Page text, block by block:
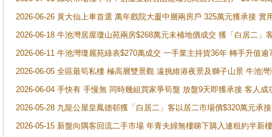
2026-06-26 黃大仙上車首選 萬年戲院大廈中層兩房戶 325萬元獲承接 實
2026-06-18 牛池灣居屋瓊山苑兩房$268萬元未補地價成交 獲「白居二」
2026-06-11 牛池灣瓊麗苑綠表$270萬成交 一手業主持貨36年 轉手升值逾
2026-06-05 全區最筍私樓 極高層雙景觀 遠挑維港夜景及獅子山景 牛池
2026-06-04 手快有 手慢無 同時幾組買家爭筍盤 放盤9天即獲承接 客人
2026-05-28 九龍公屋皇鳳德邨獲「白居二」客以居二市場價$320萬元承接
2026-05-15 新盤向隅客回流二手市場 年青夫婦無樓睇下購入連租約半新